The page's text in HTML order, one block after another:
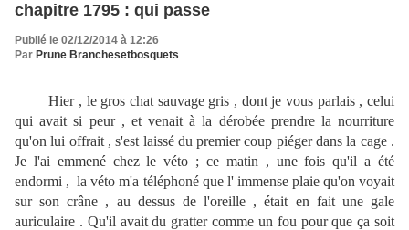
chapitre 1795 : qui passe
Publié le 02/12/2014 à 12:26
Par Prune Branchesetbosquets
Hier , le gros chat sauvage gris , dont je vous parlais , celui
qui avait si peur , et venait à la dérobée prendre la nourriture
qu'on lui offrait , s'est laissé du premier coup piéger dans la cage .
Je l'ai emmené chez le véto ; ce matin , une fois qu'il a été
endormi , la véto m'a téléphoné que l' immense plaie qu'on voyait
sur son crâne , au dessus de l'oreille , était en fait une gale
auriculaire . Qu'il avait du gratter comme un fou pour que ça soit